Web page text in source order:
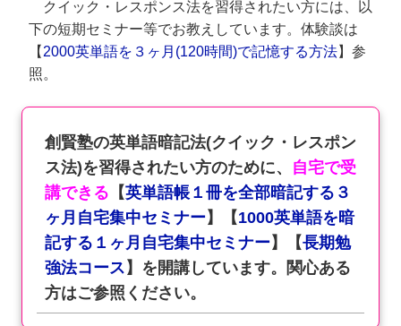
クイック・レスポンス法を習得されたい方には、以
下の短期セミナー等でお教えしています。体験談は
【 2000英単語を３ヶ月(120時間)で記憶する方法】参
照。
創賢塾の英単語暗記法(クイック・レスポン
ス法)を習得されたい方のために、
自宅で受
講できる 【英単語帳１冊を全部暗記する３
ヶ月自宅集中セミナー】【1000英単語を暗
記する１ヶ月自宅集中セミナー】【長期勉
強法コース 】を開講しています。関心ある
方はご参照ください。